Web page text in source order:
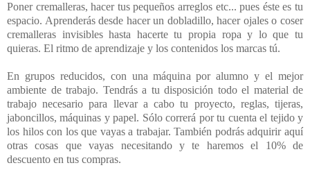
Poner cremalleras, hacer tus pequeños arreglos etc... pues éste es tu
espacio. Aprenderás desde hacer un dobladillo, hacer ojales o coser
cremalleras invisibles hasta hacerte tu propia ropa y lo que tu
quieras. El ritmo de aprendizaje y los contenidos los marcas tú.
En grupos reducidos, con una máquina por alumno y el mejor
ambiente de trabajo. Tendrás a tu disposición todo el material de
trabajo necesario para llevar a cabo tu proyecto, reglas, tijeras,
jaboncillos, máquinas y papel. Sólo correrá por tu cuenta el tejido y
los hilos con los que vayas a trabajar.También podrás adquirir aquí
otras cosas que vayas necesitando y te haremos el 10% de
descuento en tus compras.